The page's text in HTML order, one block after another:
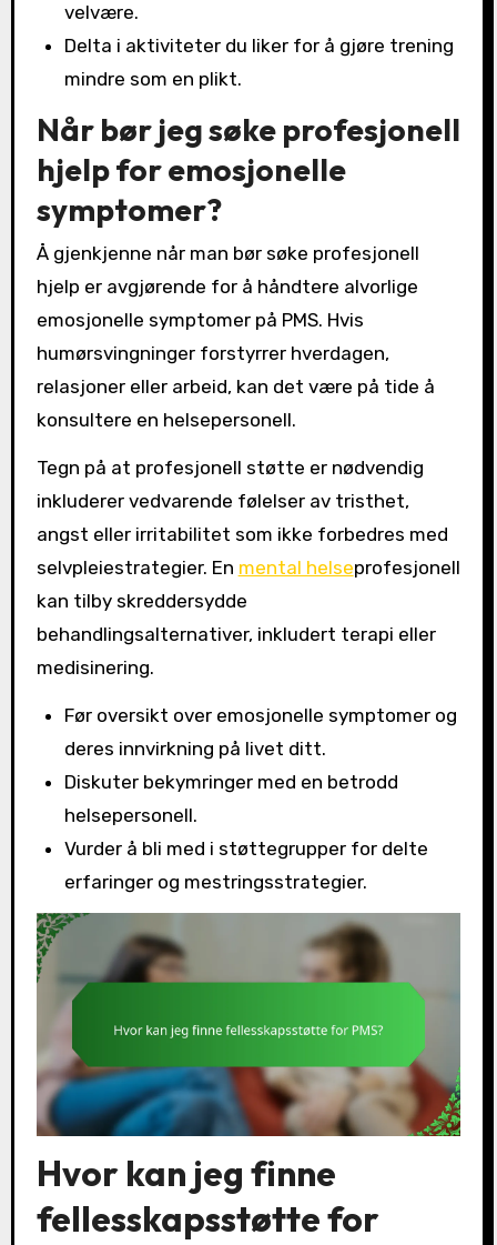
velvære.
Delta i aktiviteter du liker for å gjøre trening
mindre som en plikt.
Når bør jeg søke profesjonell
hjelp for emosjonelle
symptomer?
Å gjenkjenne når man bør søke profesjonell
hjelp er avgjørende for å håndtere alvorlige
emosjonelle symptomer på PMS. Hvis
humørsvingninger forstyrrer hverdagen,
relasjoner eller arbeid, kan det være på tide å
konsultere en helsepersonell.
Tegn på at profesjonell støtte er nødvendig
inkluderer vedvarende følelser av tristhet,
angst eller irritabilitet som ikke forbedres med
selvpleiestrategier. En mental helseprofesjonell
kan tilby skreddersydde
behandlingsalternativer, inkludert terapi eller
medisinering.
Før oversikt over emosjonelle symptomer og
deres innvirkning på livet ditt.
Diskuter bekymringer med en betrodd
helsepersonell.
Vurder å bli med i støttegrupper for delte
erfaringer og mestringsstrategier.
Hvor kan jeg finne
fellesskapsstøtte for